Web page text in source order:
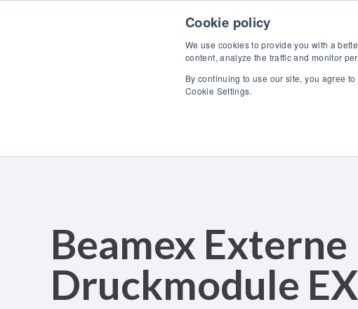
Cookie policy
We use cookies to provide you with a
content, analyze the traffic and monitor
By continuing to use our site, you agree
Cookie Settings.
Produkte
Beamex Externe
Druckmodule